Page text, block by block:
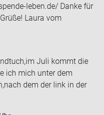
leben.de/ Danke für
Laura vom
Juli kommt die
ich mich unter dem
dem der link in der